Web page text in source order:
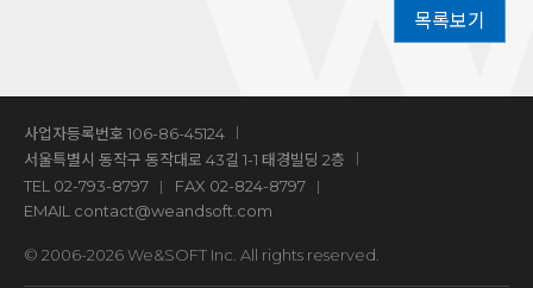
목록보기
사업자등록번호 106-86-45124
서울특별시 동작구 동작대로 43길 1-1 태경빌딩 2층
TEL 02-793-8797
FAX 02-824-8797
EMAIL contact@weandsoft.com
© 2006-2026 We&SOFT Inc. All rights reserved.